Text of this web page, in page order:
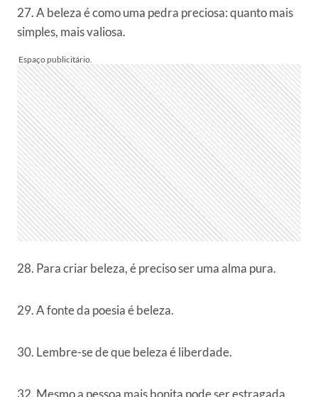
27. A beleza é como uma pedra preciosa: quanto mais
simples, mais valiosa.
28. Para criar beleza, é preciso ser uma alma pura.
29. A fonte da poesia é beleza.
30. Lembre-se de que beleza é liberdade.